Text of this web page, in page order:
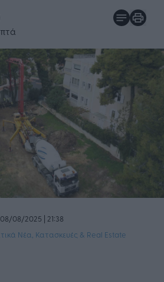
08/08/2025 | 21:38
Νέα Κατασκευές & Real Estate